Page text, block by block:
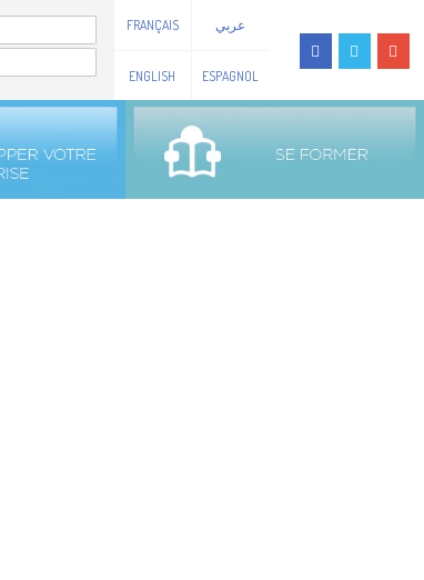
FRANÇAIS عربي
ENGLISH ESPAGNOL